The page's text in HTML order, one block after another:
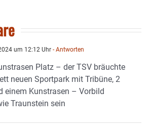
um 12:12 Uhr - Antworten
Platz – der TSV bräuchte
neuen Sportpark mit Tribüne, 2
einem Kunstrasen – Vorbild
Traunstein sein